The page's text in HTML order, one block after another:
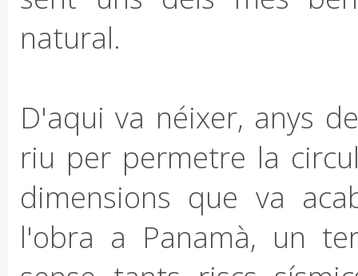
natural.
D'aqui va néixer, anys
riu per permetre la
dimensions que va
l'obra a Panamà, un